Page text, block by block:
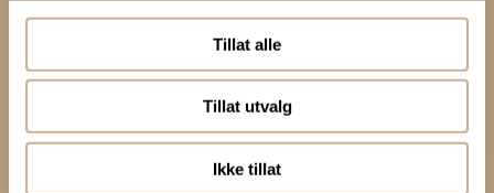
Tillat alle
Tillat utvalg
Ikke tillat
+47 67 51 86 00
ortomedic@ortomedic.no
Vollsveien 13 E